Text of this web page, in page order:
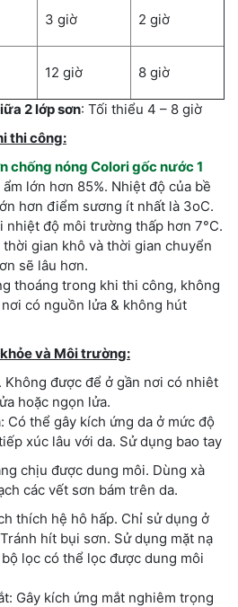
3 giờ 2 giờ
12 giờ 8 giờ
2 lớp sơn: Tối thiểu 4 – 8 giờ
thi công:
chống nóng Colori gốc nước 1
lớn hơn 85%. Nhiệt độ của bề
hơn điểm sương ít nhất là 3oC.
nhiệt độ môi trường thấp hơn 7°C.
gian khô và thời gian chuyển
sẽ lâu hơn.
thoáng trong khi thi công, không
có nguồn lửa & không hút
và Môi trường:
Không được để ở gần nơi có nhiêt
hoặc ngọn lửa.
Có thể gây kích ứng da ở mức độ
xúc lâu với da. Sử dụng bao tay
chịu được dung môi. Dùng xà
các vết sơn bám trên da.
thích hệ hô hấp. Chỉ sử dụng ở
hít bụi sơn. Sử dụng mặt nạ
lọc có thể lọc được dung môi
Gây kích ứng mắt nghiêm trọng